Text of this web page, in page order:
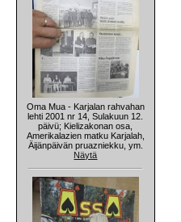
Oma Mua - Karjalan rahvahan
lehti 2001 nr 14, Sulakuun 12.
päivü; Kielizakonan osa,
Amerikalazien matku Karjalah,
Äijänpäivän pruazniekku, ym.
Näytä